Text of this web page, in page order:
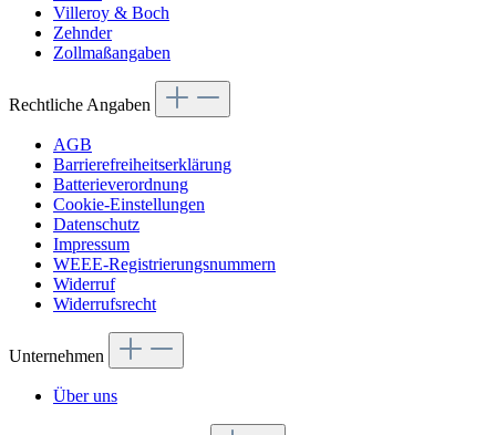
Villeroy & Boch
Zehnder
Zollmaßangaben
Rechtliche Angaben
AGB
Barrierefreiheitserklärung
Batterieverordnung
Cookie-Einstellungen
Datenschutz
Impressum
WEEE-Registrierungsnummern
Widerruf
Widerrufsrecht
Unternehmen
Über uns